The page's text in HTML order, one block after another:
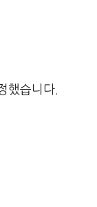
했습니다.